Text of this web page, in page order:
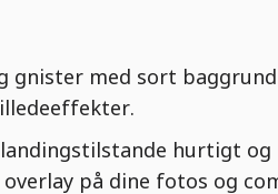
gnister med sort
hurtigt og
overlay på dine fotos og